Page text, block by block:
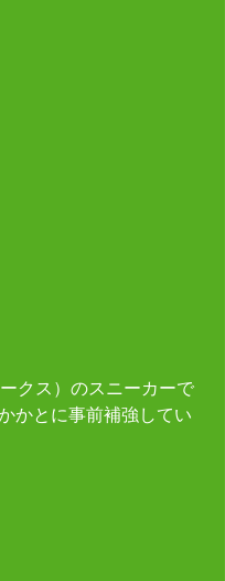
かとに事前補強してい